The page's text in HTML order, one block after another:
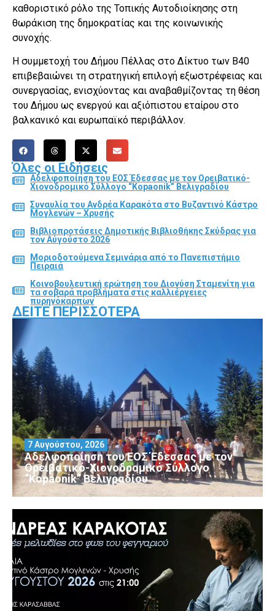
καθοριστικό ρόλο της Τοπικής Αυτοδιοίκησης στη
θωράκιση της δημοκρατίας και της κοινωνικής
συνοχής.
Η συμμετοχή του Δήμου Πέλλας στο Δίκτυο των Β40
επιβεβαιώνει τη στρατηγική επιλογή εξωστρέφειας και
συνεργασίας, ενισχύοντας και αναβαθμίζοντας τη θέση
του Δήμου ως ενεργού και αξιόπιστου εταίρου στο
βαλκανικό και ευρωπαϊκό περιβάλλον.
Όλες οι Ειδήσεις
Αδελφοποίηση του ΕΟΣ Έδεσσας με τον Ορειβατικό-
Χιονοδρομικό Σύλλογο “Kopaonik” Βελιγραδίου
Συναυλία του Ανδρέα Καρακότα στο Βυζαντινό Κάστρο
Μογλενών – Χρυσής
Βιβλιοπροτάσεις Δημοτικής Βιβλιοθήκης Σκύδρας για
τον Αύγούστο 2026
Μοριοδοτούμενα Σεμινάρια από το Πανεπιστήμιο
Πειραιά
Κοινοβουλευτική ερώτηση του Διονύση Σταμενίτη για
τα σοβαρά προβλήματα στις καλλιέργειες
πυρηνόκαρπων
ΔΕΊΤΕ ΠΕΡΙΣΣΌΤΕΡΑ
Αδελφοποίηση του ΕΟΣ Έδεσσας με τον
Ορειβατικό-Χιονοδρομικό Σύλλογο
“Kopaonik” Βελιγραδίου
7 Αυγούστου, 2026